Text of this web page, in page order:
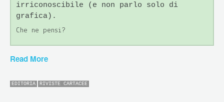
irriconoscibile (e non parlo solo di
grafica).
Che ne pensi?
Read More
EDITORIA RIVISTE CARTACEE